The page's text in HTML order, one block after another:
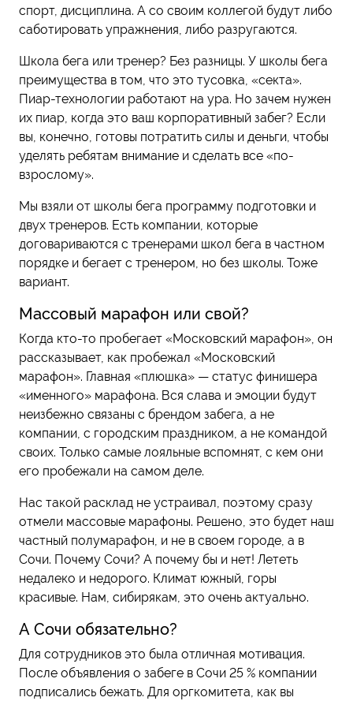
спорт, дисциплина. А со своим коллегой будут либо
саботировать упражнения, либо разругаются.
Школа бега или тренер? Без разницы. У школы бега
преимущества в том, что это тусовка, «секта».
Пиар-технологии работают на ура. Но зачем нужен
их пиар, когда это ваш корпоративный забег? Если
вы, конечно, готовы потратить силы и деньги, чтобы
уделять ребятам внимание и сделать все «по-
взрослому».
Мы взяли от школы бега программу подготовки и
двух тренеров. Есть компании, которые
договариваются с тренерами школ бега в частном
порядке и бегает с тренером, но без школы. Тоже
вариант.
Массовый марафон или свой?
Когда кто-то пробегает «Московский марафон», он
рассказывает, как пробежал «Московский
марафон». Главная «плюшка» — статус финишера
«именного» марафона. Вся слава и эмоции будут
неизбежно связаны с брендом забега, а не
компании, с городским праздником, а не командой
своих. Только самые лояльные вспомнят, с кем они
его пробежали на самом деле.
Нас такой расклад не устраивал, поэтому сразу
отмели массовые марафоны. Решено, это будет наш
частный полумарафон, и не в своем городе, а в
Сочи. Почему Сочи? А почему бы и нет! Лететь
недалеко и недорого. Климат южный, горы
красивые. Нам, сибирякам, это очень актуально.
А Сочи обязательно?
Для сотрудников это была отличная мотивация.
После объявления о забеге в Сочи 25 % компании
подписались бежать. Для оргкомитета, как вы